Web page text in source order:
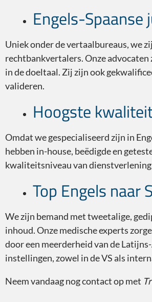
Engels-
Uniek onder de vertaalbureaus, we
rechtbankvertalers. Onze
in de doeltaal. Zij zijn ook
valideren.
Hoogste
Omdat we gespecialiseerd zijn in
hebben in-house, beëdigde en
kwaliteitsniveau van dienstverlening
Top Engels naar
We zijn bemand met tweetalige,
inhoud. Onze medische experts
door een meerderheid van de
instellingen, zowel in de VS als
Neem vandaag nog contact op met